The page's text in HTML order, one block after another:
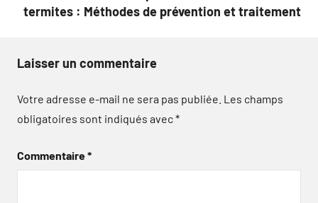
termites : Méthodes de prévention et traitement
Laisser un commentaire
Votre adresse e-mail ne sera pas publiée. Les champs
obligatoires sont indiqués avec*
Commentaire*